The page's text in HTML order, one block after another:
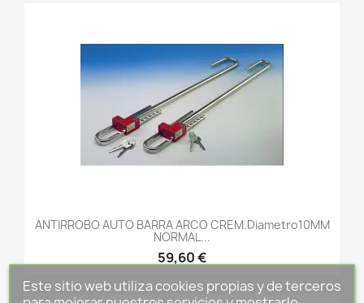
ANTIRROBO AUTO BARRA ARCO CREM.diametro10MM
NORMAL...
59,60 €
Este sitio web utiliza cookies propias y de terceros